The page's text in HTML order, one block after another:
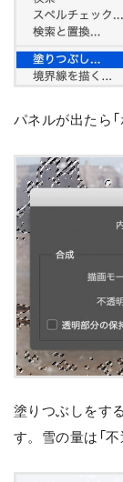
パネルが出たら
塗りつぶしをす
す。雪の量は「